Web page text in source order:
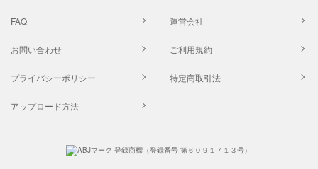
FAQ 運営会社
お問い合わせ ご利用規約
プライバシーポリシー 特定商取引法
アップロード方法